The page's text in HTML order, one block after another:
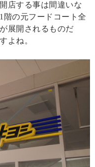
店する事は間違いな
階の元フードコート全
展開されるものだ
よね。